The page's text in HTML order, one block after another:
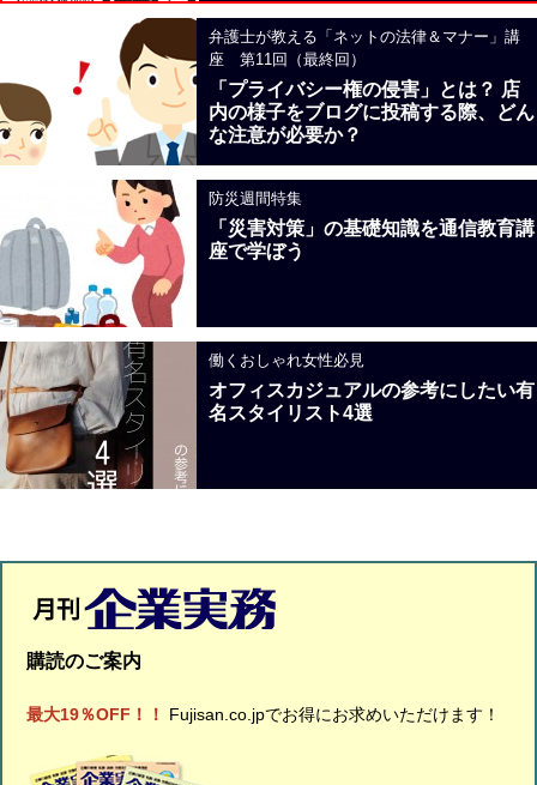
弁護士が教える「ネットの法律＆マナー」講
座 第11回（最終回）
「プライバシー権の侵害」とは？ 店
内の様子をブログに投稿する際、どん
な注意が必要か？
防災週間特集
「災害対策」の基礎知識を通信教育講
座で学ぼう
働くおしゃれ女性必見
オフィスカジュアルの参考にしたい有
名スタイリスト4選
購読のご案内
最大19％OFF！！ Fujisan.co.jpでお得にお求めいただけます！